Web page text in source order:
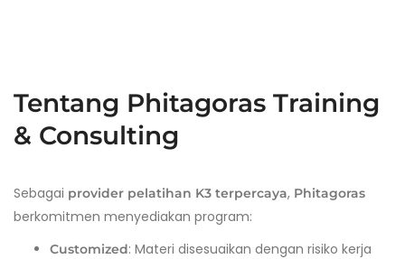
Tentang Phitagoras Training
& Consulting
Sebagai provider pelatihan K3 terpercaya, Phitagoras
berkomitmen menyediakan program:
Customized: Materi disesuaikan dengan risiko kerja